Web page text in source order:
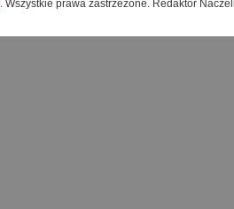
. Wszystkie prawa zastrzeżone. Redaktor